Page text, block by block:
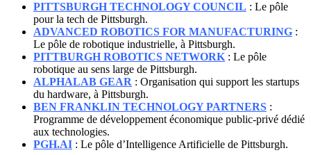
PITTSBURGH TECHNOLOGY COUNCIL : Le pôle
pour la tech de Pittsburgh.
ADVANCED ROBOTICS FOR MANUFACTURING :
Le pôle de robotique industrielle, à Pittsburgh.
PITTBURGH ROBOTICS NETWORK : Le pôle
robotique au sens large de Pittsburgh.
ALPHALAB GEAR : Organisation qui support les startups
du hardware, à Pittsburgh.
BEN FRANKLIN TECHNOLOGY PARTNERS :
Programme de développement économique public-privé dédié
aux technologies.
PGH.AI : Le pôle d’Intelligence Artificielle de Pittsburgh.